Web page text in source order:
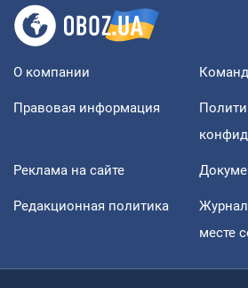
О компании
Правовая информация
Реклама на сайте
Редакционная политика
месте